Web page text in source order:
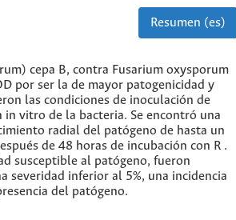
Resumen (es)
cepa B, contra Fusarium oxysporum
por ser la de mayor patogenicidad y
las condiciones de inoculación de
vitro de la bacteria. Se encontró una
radial del patógeno de hasta un
de 48 horas de incubación con R .
susceptible al patógeno, fueron
severidad inferior al 5%, una incidencia
del patógeno.